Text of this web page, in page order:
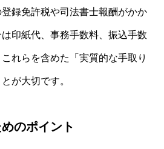
録免許税や司法書士報酬がかか
印紙代、事務手数料、振込手数
れらを含めた「実質的な手取り
が大切です。
のポイント